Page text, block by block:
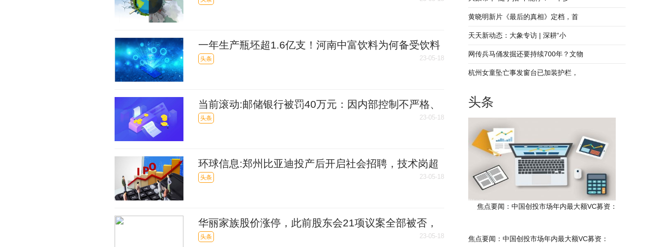
一年生产瓶坯超1.6亿支！河南中富饮料为何备受饮料
大牌青睐？
头条 23-05-18
当前滚动:邮储银行被罚40万元：因内部控制不严格、
未按规定报送案件信息
头条 23-05-18
环球信息:郑州比亚迪投产后开启社会招聘，技术岗超
5000人
头条 23-05-18
华丽家族股价涨停，此前股东会21项议案全部被否，
收监管工作函-天天短讯
头条 23-05-18
黄晓明新片《最后的真相》定档，首
天天新动态：大象专访 | 深耕“小
网传兵马俑发掘还要持续700年？文物
杭州女童坠亡事发窗台已加装护栏，
头条
焦点要闻：中国创投市场年内最大额VC募资：
焦点要闻：中国创投市场年内最大额VC募资：